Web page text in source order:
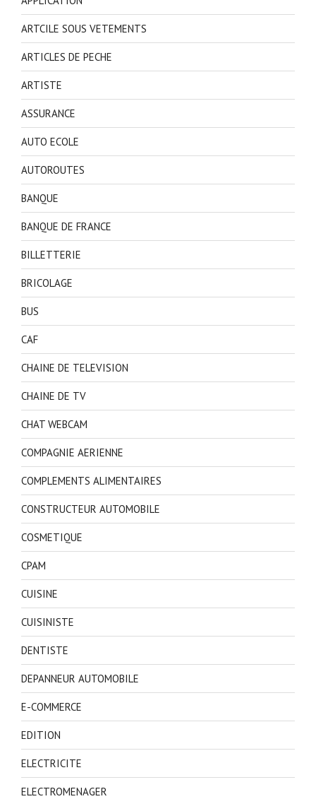
ARTCILE SOUS VETEMENTS
ARTICLES DE PECHE
ARTISTE
ASSURANCE
AUTO ECOLE
AUTOROUTES
BANQUE
BANQUE DE FRANCE
BILLETTERIE
BRICOLAGE
BUS
CAF
CHAINE DE TELEVISION
CHAINE DE TV
CHAT WEBCAM
COMPAGNIE AERIENNE
COMPLEMENTS ALIMENTAIRES
CONSTRUCTEUR AUTOMOBILE
COSMETIQUE
CPAM
CUISINE
CUISINISTE
DENTISTE
DEPANNEUR AUTOMOBILE
E-COMMERCE
EDITION
ELECTRICITE
ELECTROMENAGER